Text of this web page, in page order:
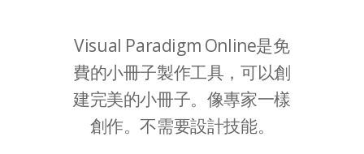
Visual Paradigm Online是免
費的小冊子製作工具，可以創
建完美的小冊子。像專家一樣
創作。不需要設計技能。